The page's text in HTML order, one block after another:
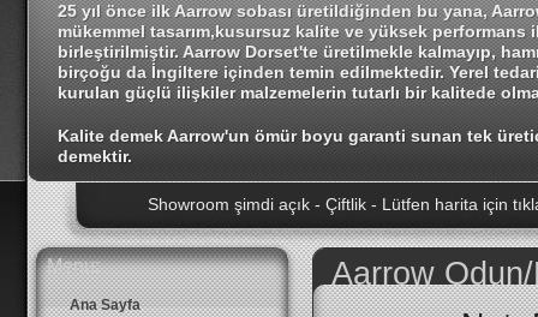
25 yıl önce ilk Aarrow sobası üretildiğinden bu yana,
mükemmel tasarım,kusursuz kalite ve yüksek performans
birleştirilmiştir. Aarrow Dorset'te üretilmekle kalmayıp,
birçoğu da İngiltere içinden temin edilmektedir. Yerel
kurulan güçlü ilişkiler malzemelerin tutarlı bir kalitede
Kalite demek Aarrow'un ömür boyu garanti sunan tek
demektir.
Showroom şimdi açık - Çiftlik - Lütfen harita için
Yeni Modeller! - Villager Duo Dizi - 8 - 12 - 14 Kw
Yüksek kaliteli şömine sobalarımızı görmek için
İngiltere ile aynı fiyatlara!
Menu:
Ana Sayfa
Aarrow Odun/